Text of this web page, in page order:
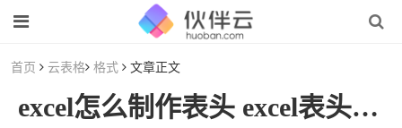
首页 云表格 格式 文章正文
excel怎么制作表头 excel表头斜线制作方法